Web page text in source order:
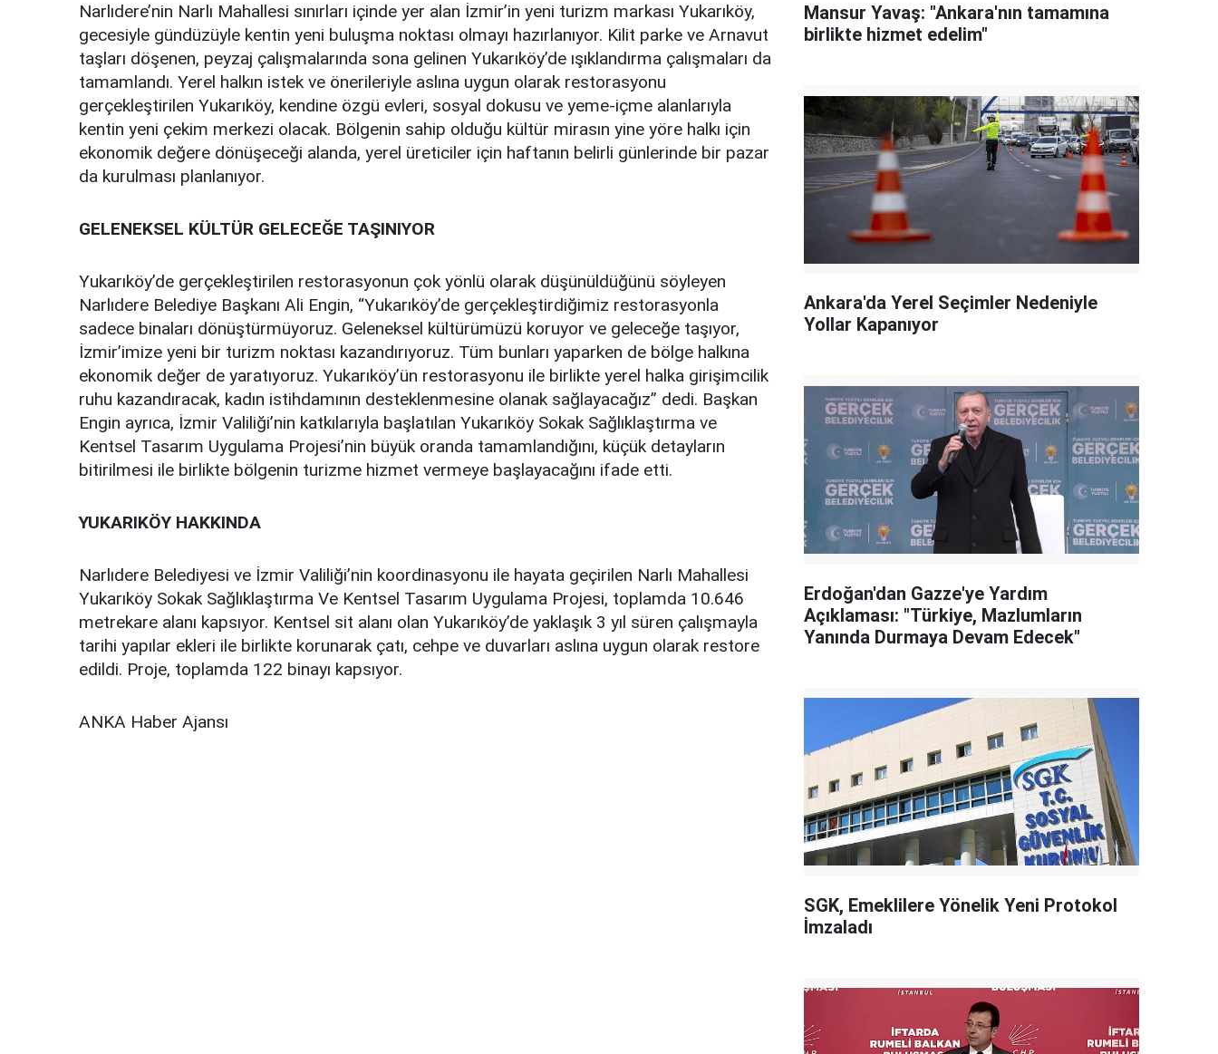
Narlıdere’nin Narlı Mahallesi sınırları içinde yer alan İzmir’in yeni turizm markası Yukarıköy,
gecesiyle gündüzüyle kentin yeni buluşma noktası olmayı hazırlanıyor. Kilit parke ve Arnavut
taşları döşenen, peyzaj çalışmalarında sona gelinen Yukarıköy’de ışıklandırma çalışmaları da
tamamlandı. Yerel halkın istek ve önerileriyle aslına uygun olarak restorasyonu
gerçekleştirilen Yukarıköy, kendine özgü evleri, sosyal dokusu ve yeme-içme alanlarıyla
kentin yeni çekim merkezi olacak. Bölgenin sahip olduğu kültür mirasın yine yöre halkı için
ekonomik değere dönüşeceği alanda, yerel üreticiler için haftanın belirli günlerinde bir pazar
da kurulması planlanıyor.
GELENEKSEL KÜLTÜR GELECEĞE TAŞINIYOR
Yukarıköy’de gerçekleştirilen restorasyonun çok yönlü olarak düşünüldüğünü söyleyen
Narlıdere Belediye Başkanı Ali Engin, “Yukarıköy’de gerçekleştirdiğimiz restorasyonla
sadece binaları dönüştürmüyoruz. Geleneksel kültürümüzü koruyor ve geleceğe taşıyor,
İzmir’imize yeni bir turizm noktası kazandırıyoruz. Tüm bunları yaparken de bölge halkına
ekonomik değer de yaratıyoruz. Yukarıköy’ün restorasyonu ile birlikte yerel halka girişimcilik
ruhu kazandıracak, kadın istihdamının desteklenmesine olanak sağlayacağız” dedi. Başkan
Engin ayrıca, İzmir Valiliği’nin katkılarıyla başlatılan Yukarıköy Sokak Sağlıklaştırma ve
Kentsel Tasarım Uygulama Projesi’nin büyük oranda tamamlandığını, küçük detayların
bitirilmesi ile birlikte bölgenin turizme hizmet vermeye başlayacağını ifade etti.
YUKARIKÖY HAKKINDA
Narlıdere Belediyesi ve İzmir Valiliği’nin koordinasyonu ile hayata geçirilen Narlı Mahallesi
Yukarıköy Sokak Sağlıklaştırma Ve Kentsel Tasarım Uygulama Projesi, toplamda 10.646
metrekare alanı kapsıyor. Kentsel sit alanı olan Yukarıköy’de yaklaşık 3 yıl süren çalışmayla
tarihi yapılar ekleri ile birlikte korunarak çatı, cehpe ve duvarları aslına uygun olarak restore
edildi. Proje, toplamda 122 binayı kapsıyor.
ANKA Haber Ajansı
Mansur Yavaş: "Ankara'nın tamamına
birlikte hizmet edelim"
Ankara'da Yerel Seçimler Nedeniyle
Yollar Kapanıyor
Erdoğan'dan Gazze'ye Yardım
Açıklaması: "Türkiye, Mazlumların
Yanında Durmaya Devam Edecek"
SGK, Emeklilere Yönelik Yeni Protokol
İmzaladı